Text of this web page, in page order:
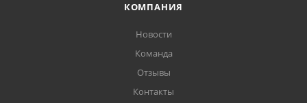
КОМПАНИЯ
Новости
Команда
Отзывы
Контакты